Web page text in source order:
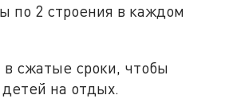
по 2 строения в каждом
в сжатые сроки, чтобы
на отдых.